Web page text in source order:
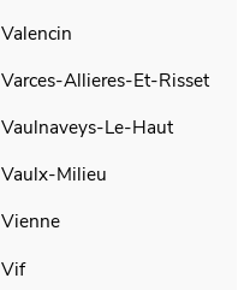
Valencin
Varces-Allieres-Et-Risset
Vaulnaveys-Le-Haut
Vaulx-Milieu
Vienne
Vif